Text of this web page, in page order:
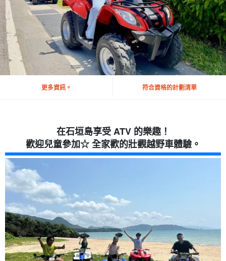
更多資訊。 符合資格的計劃清單
在石垣島享受 ATV 的樂趣！
歡迎兒童參加☆ 全家歡的壯觀越野車體驗。